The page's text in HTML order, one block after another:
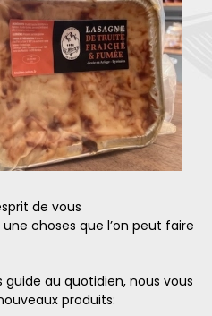
de vous
choses que l’on peut faire
au quotidien, nous vous
produits: